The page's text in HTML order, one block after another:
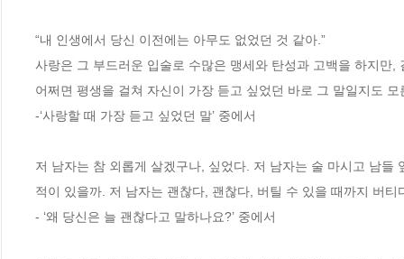
“내 인생에서 당신 이전에는 아무도 없었던 것 같아.”
사랑은 그 부드러운 입술로 수많은 맹세와 탄성과 고백을 하지만
어쩌면 평생을 걸쳐 자신이 가장 듣고 싶었던 바로 그 말일지도 모
-‘사랑할 때 가장 듣고 싶었던 말’ 중에서
저 남자는 참 외롭게 살겠구나, 싶었다. 저 남자는 술 마시고 남
적이 있을까. 저 남자는 괜찮다, 괜찮다, 버틸 수 있을 때까지 버
- ‘왜 당신은 늘 괜찮다고 말하나요?’ 중에서